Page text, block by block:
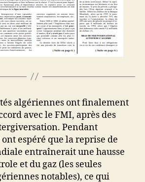
algériennes ont finalement
avec le FMI, après des
Pendant
espéré que la reprise de
entraînerait une hausse
et du gaz (les seules
notables), ce qui